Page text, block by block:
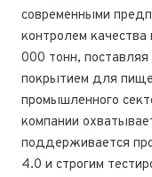
современными
контролем
000 тонн,
покрытием для
промышленного
компании
поддерживается
4.0 и строгим